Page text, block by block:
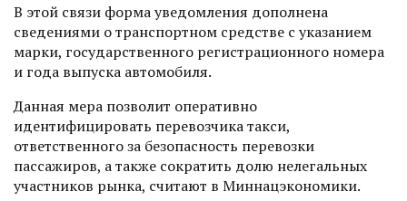
В этой связи форма уведомления дополнена
сведениями о транспортном средстве с указанием
марки, государственного регистрационного номера
и года выпуска автомобиля.
Данная мера позволит оперативно
идентифицировать перевозчика такси,
ответственного за безопасность перевозки
пассажиров, а также сократить долю нелегальных
участников рынка, считают в Миннацэкономики.